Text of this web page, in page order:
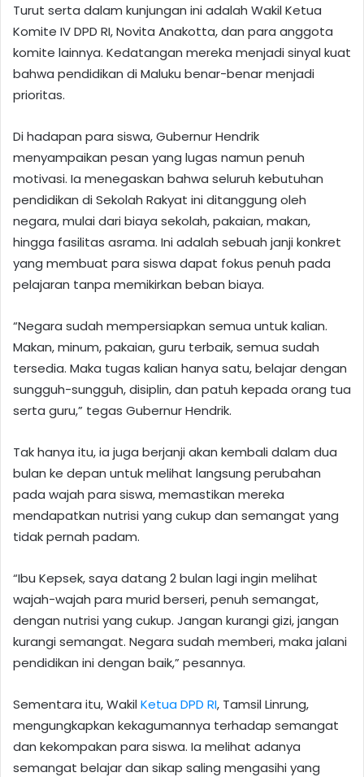
Turut serta dalam kunjungan ini adalah Wakil Ketua
Komite IV DPD RI, Novita Anakotta, dan para anggota
komite lainnya. Kedatangan mereka menjadi sinyal kuat
bahwa pendidikan di Maluku benar-benar menjadi
prioritas.
Di hadapan para siswa, Gubernur Hendrik
menyampaikan pesan yang lugas namun penuh
motivasi. Ia menegaskan bahwa seluruh kebutuhan
pendidikan di Sekolah Rakyat ini ditanggung oleh
negara, mulai dari biaya sekolah, pakaian, makan,
hingga fasilitas asrama. Ini adalah sebuah janji konkret
yang membuat para siswa dapat fokus penuh pada
pelajaran tanpa memikirkan beban biaya.
“Negara sudah mempersiapkan semua untuk kalian.
Makan, minum, pakaian, guru terbaik, semua sudah
tersedia. Maka tugas kalian hanya satu, belajar dengan
sungguh-sungguh, disiplin, dan patuh kepada orang tua
serta guru,” tegas Gubernur Hendrik.
Tak hanya itu, ia juga berjanji akan kembali dalam dua
bulan ke depan untuk melihat langsung perubahan
pada wajah para siswa, memastikan mereka
mendapatkan nutrisi yang cukup dan semangat yang
tidak pernah padam.
“Ibu Kepsek, saya datang 2 bulan lagi ingin melihat
wajah-wajah para murid berseri, penuh semangat,
dengan nutrisi yang cukup. Jangan kurangi gizi, jangan
kurangi semangat. Negara sudah memberi, maka jalani
pendidikan ini dengan baik,” pesannya.
Sementara itu, WakilKetua DPD RI, Tamsil Linrung,
mengungkapkan kekagumannya terhadap semangat
dan kekompakan para siswa. Ia melihat adanya
semangat belajar dan sikap saling mengasihi yang